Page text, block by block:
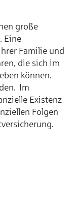
große
Eine
Familie und
die sich im
können.
Im
Existenz
Folgen